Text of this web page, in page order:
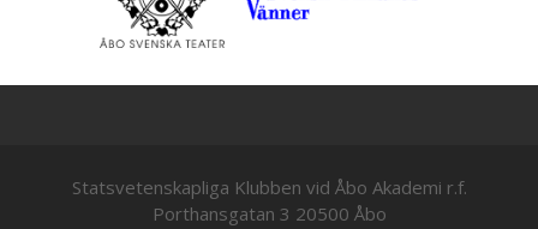
Statsvetenskapliga Klubben vid Åbo Akademi r.f.
Porthansgatan 3 20500 Åbo